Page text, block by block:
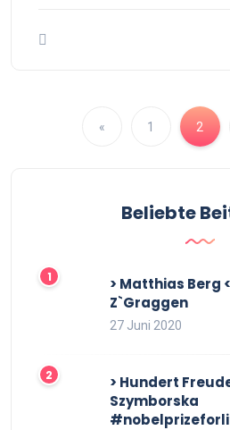
« 1 2
Beliebte
> Matthias Berg
Z`Graggen
27 Juni 2020
> Hundert
Szymborska